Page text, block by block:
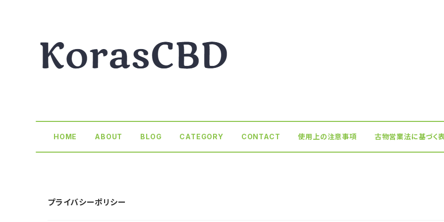
HOME ABOUT BLOG CATEGORY CONTACT 使用上の注意事項 古物営業法に基づく
プライバシーポリシー